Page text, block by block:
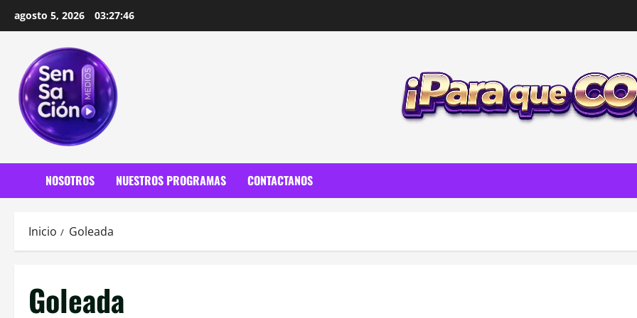
agosto 5, 2026 03:27:47
NOSOTROS NUESTROS PROGRAMAS CONTACTANOS
Inicio Goleada
Goleada